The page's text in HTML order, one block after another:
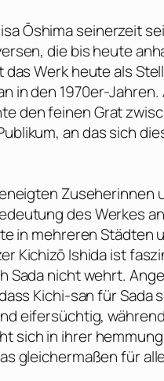
Ōshimaseinerzeit
die bis heute
Werk heute als
in den 1970er-
den feinen Grat
an das sich
des Werkes
in mehreren Städten
Kichizō Ishida ist
Sada nicht wehrt.
Kichi-san für Sada
eifersüchtig,
sich in ihrer
gleichermaßen für